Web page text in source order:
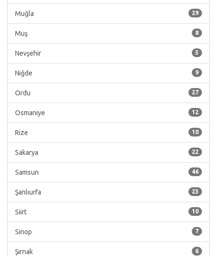
29
Muğla
8
Muş
5
Nevşehir
9
Niğde
27
Ordu
12
Osmaniye
10
Rize
22
Sakarya
46
Samsun
23
Şanlıurfa
10
Siirt
7
Sinop
6
Şırnak